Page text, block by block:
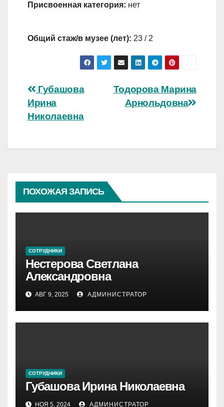
Присвоенная категория: нет
Общий стаж/в музее (лет): 23 / 2
Навигация
по
Тодорова Марина
Арнольдовна
Губашова
Ирина
Николаевна
ПОХОЖАЯ ЗАПИСЬ
СОТРУДНИКИ
Нестерова Светлана
Александровна
АВГ 9, 2025 АДМИНИСТРАТОР
СОТРУДНИКИ
Губашова Ирина Николаевна
НОЯ 5, 2024 АДМИНИСТРАТОР